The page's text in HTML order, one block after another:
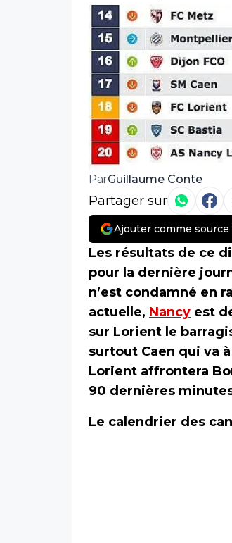
ParGuillaume Conte
Partager sur
Ajouter comme
Les résultats de ce
pour la dernière
n’est condamné en
actuelle, Nancy est
sur Lorient le
surtout Caen qui va
Lorient affrontera
90 dernières
Le calendrier des